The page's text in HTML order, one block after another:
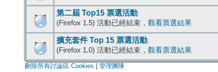
第二屆 Top15 票選活動
(Firefox 1.5) 活動已經結束， 觀看票選結果
擴充套件 Top 15 票選活動
(Firefox 1.0) 活動已經結束， 觀看票選結果
刪除所有討論區 Cookies 管理團隊